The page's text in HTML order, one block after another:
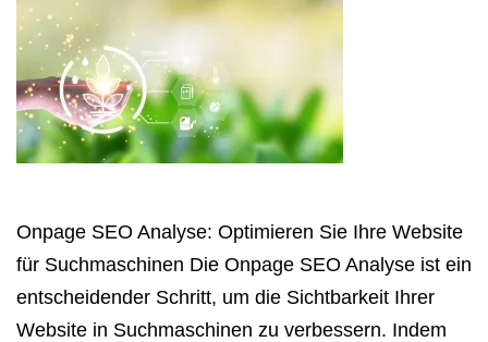
Onpage SEO Analyse: Optimieren Sie Ihre Website
für Suchmaschinen Die Onpage SEO Analyse ist ein
entscheidender Schritt, um die Sichtbarkeit Ihrer
Website in Suchmaschinen zu verbessern. Indem